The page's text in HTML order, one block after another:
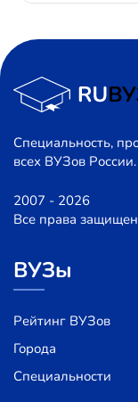
Специальность,
всех ВУЗов России.
2007 - 2026
Все права
ВУЗы
Рейтинг ВУЗов
Города
Специальности